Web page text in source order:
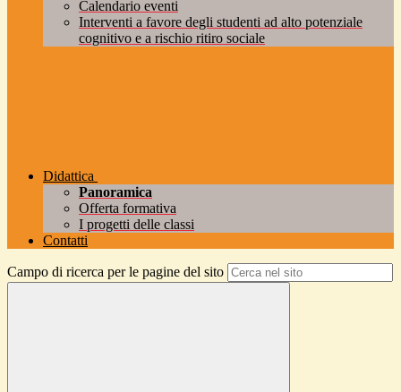
Calendario eventi
Interventi a favore degli studenti ad alto potenziale
cognitivo e a rischio ritiro sociale
Didattica
Panoramica
Offerta formativa
I progetti delle classi
Contatti
Campo di ricerca per le pagine del sito